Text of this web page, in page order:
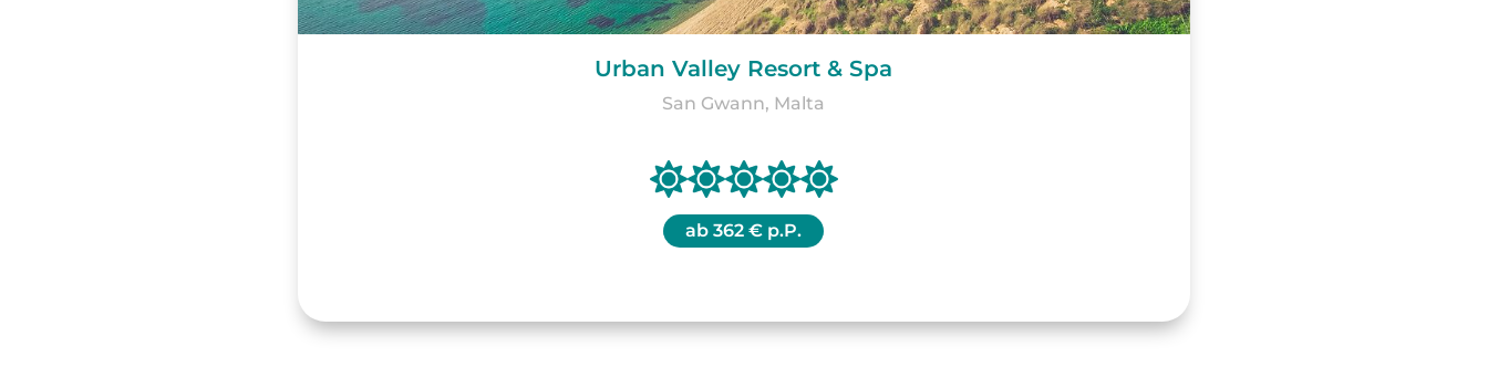
Urban Valley Resort & Spa
San Gwann, Malta
ab 362 € p.P.